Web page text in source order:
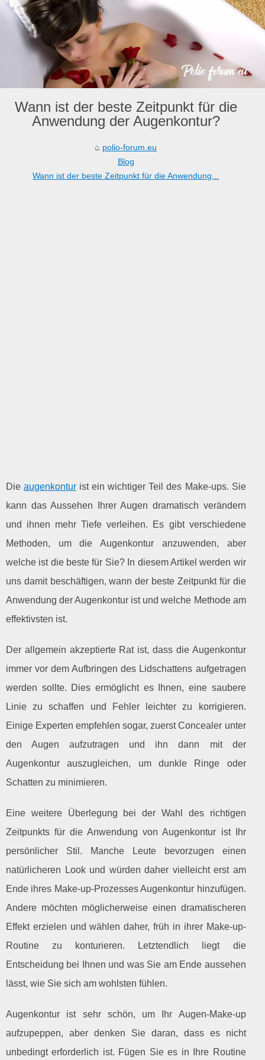
Wann ist der beste Zeitpunkt für die
Anwendung der Augenkontur?
polio-forum.eu
Blog
Wann ist der beste Zeitpunkt für die Anwendung...
Dieaugenkontur ist ein wichtiger Teil des Make-ups. Sie
kann das Aussehen Ihrer Augen dramatisch verändern
und ihnen mehr Tiefe verleihen. Es gibt verschiedene
Methoden, um die Augenkontur anzuwenden, aber
welche ist die beste für Sie? In diesem Artikel werden wir
uns damit beschäftigen, wann der beste Zeitpunkt für die
Anwendung der Augenkontur ist und welche Methode am
effektivsten ist.
Der allgemein akzeptierte Rat ist, dass die Augenkontur
immer vor dem Aufbringen des Lidschattens aufgetragen
werden sollte. Dies ermöglicht es Ihnen, eine saubere
Linie zu schaffen und Fehler leichter zu korrigieren.
Einige Experten empfehlen sogar, zuerst Concealer unter
den Augen aufzutragen und ihn dann mit der
Augenkontur auszugleichen, um dunkle Ringe oder
Schatten zu minimieren.
Eine weitere Überlegung bei der Wahl des richtigen
Zeitpunkts für die Anwendung von Augenkontur ist Ihr
persönlicher Stil. Manche Leute bevorzugen einen
natürlicheren Look und würden daher vielleicht erst am
Ende ihres Make-up-Prozesses Augenkontur hinzufügen.
Andere möchten möglicherweise einen dramatischeren
Effekt erzielen und wählen daher, früh in ihrer Make-up-
Routine zu konturieren. Letztendlich liegt die
Entscheidung bei Ihnen und was Sie am Ende aussehen
lässt, wie Sie sich am wohlsten fühlen.
Augenkontur ist sehr schön, um Ihr Augen-Make-up
aufzupeppen, aber denken Sie daran, dass es nicht
unbedingt erforderlich ist. Fügen Sie es in Ihre Routine